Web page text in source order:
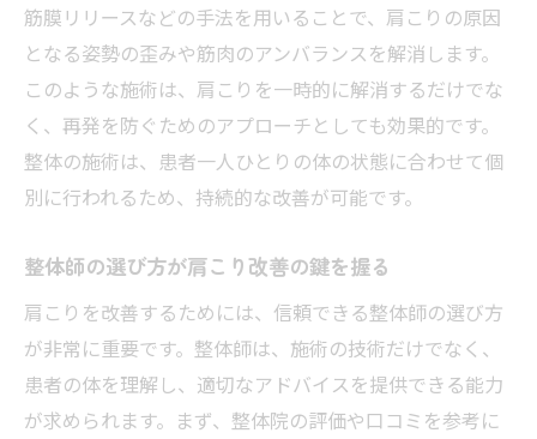
筋膜リリースなどの手法を用いることで、肩こりの原因
となる姿勢の歪みや筋肉のアンバランスを解消します。
このような施術は、肩こりを一時的に解消するだけでな
く、再発を防ぐためのアプローチとしても効果的です。
整体の施術は、患者一人ひとりの体の状態に合わせて個
別に行われるため、持続的な改善が可能です。
整体師の選び方が肩こり改善の鍵を握る
肩こりを改善するためには、信頼できる整体師の選び方
が非常に重要です。整体師は、施術の技術だけでなく、
患者の体を理解し、適切なアドバイスを提供できる能力
が求められます。まず、整体院の評価や口コミを参考に